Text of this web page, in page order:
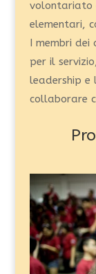
volontariato
elementari,
I membri dei
per il
leadership e
collaborare